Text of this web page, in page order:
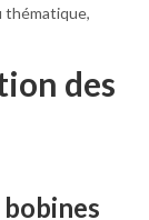
thématique,
des